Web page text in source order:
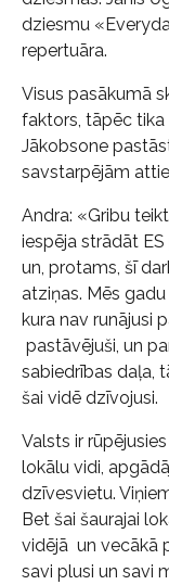
dziesmu
repertuāra.
Visus pasākumā
faktors, tāpēc
Jākobsone
savstarpējām
Andra: «Gribu
iespēja strādāt
un, protams, šī
atziņas. Mēs
kura nav runājusi
pastāvējuši, un
sabiedrības daļa,
šai vidē dzīvojusi.
Valsts ir
lokālu vidi,
dzīvesvietu.
Bet šai šaurajai
vidējā un vecākā
savi plusi un savi